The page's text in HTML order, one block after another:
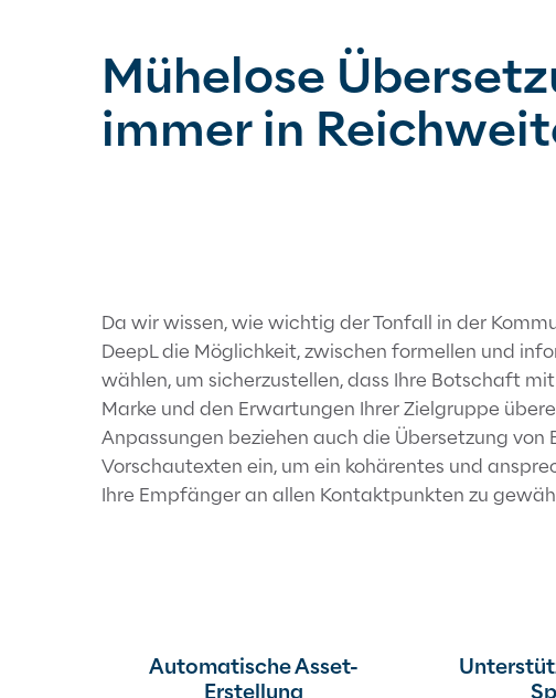
Mühelose
immer in
Da wir wissen, wie wichtig der Tonfall in der
DeepL die Möglichkeit, zwischen formellen und
wählen, um sicherzustellen, dass Ihre Botschaft
Marke und den Erwartungen Ihrer Zielgruppe
Anpassungen beziehen auch die Übersetzung von
Vorschautexten ein, um ein kohärentes und
Ihre Empfänger an allen Kontaktpunkten zu
Automatische Asset-
Erstellung